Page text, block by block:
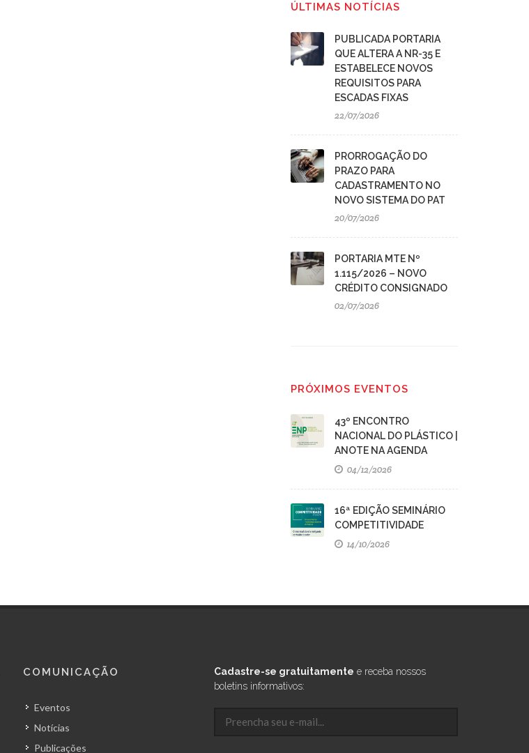
ÚLTIMAS NOTÍCIAS
PUBLICADA PORTARIA
QUE ALTERA A NR-35 E
ESTABELECE NOVOS
REQUISITOS PARA
ESCADAS FIXAS
22/07/2026
PRORROGAÇÃO DO
PRAZO PARA
CADASTRAMENTO NO
NOVO SISTEMA DO PAT
20/07/2026
PORTARIA MTE Nº
1.115/2026 – NOVO
CRÉDITO CONSIGNADO
02/07/2026
PRÓXIMOS EVENTOS
43º ENCONTRO
NACIONAL DO PLÁSTICO |
ANOTE NA AGENDA
04/12/2026
16ª EDIÇÃO SEMINÁRIO
COMPETITIVIDADE
14/10/2026
COMUNICAÇÃO
Eventos
Notícias
Publicações
Cadastre-se gratuitamente e receba nossos
boletins informativos: